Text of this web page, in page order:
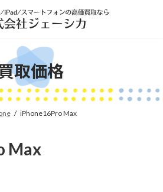
買取価格
iPhone16Pro Max
Max